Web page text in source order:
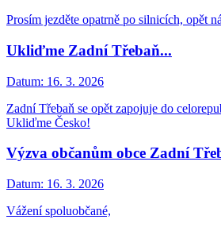
Prosím jezděte opatrně po silnicích, opět
Ukliďme Zadní Třebaň...
Datum: 16. 3. 2026
Zadní Třebaň se opět zapojuje do
Ukliďme Česko!
Výzva občanům obce Zadní
Datum: 16. 3. 2026
Vážení spoluobčané,